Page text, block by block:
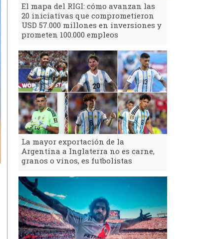
El mapa del RIGI: cómo avanzan las
20 iniciativas que comprometieron
USD 57.000 millones en inversiones y
prometen 100.000 empleos
La mayor exportación de la
Argentina a Inglaterra no es carne,
granos o vinos, es futbolistas